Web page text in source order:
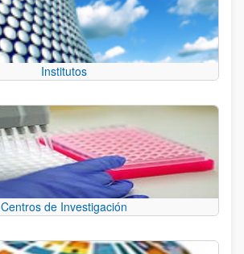
Institutos
Centros de Investigación